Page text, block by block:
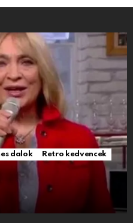
dalok Retro kedvencek